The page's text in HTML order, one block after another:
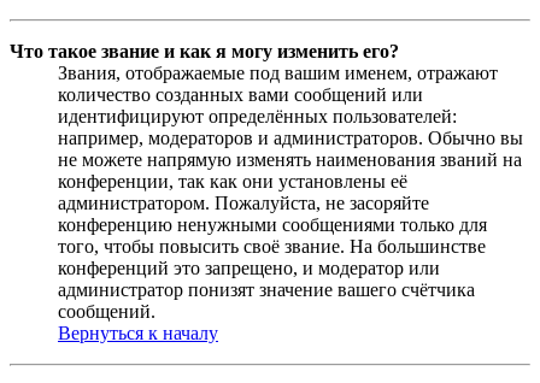
Что такое звание и как я могу изменить его?
Звания, отображаемые под вашим именем, отражают
количество созданных вами сообщений или
идентифицируют определённых пользователей:
например, модераторов и администраторов. Обычно вы
не можете напрямую изменять наименования званий на
конференции, так как они установлены её
администратором. Пожалуйста, не засоряйте
конференцию ненужными сообщениями только для
того, чтобы повысить своё звание. На большинстве
конференций это запрещено, и модератор или
администратор понизят значение вашего счётчика
сообщений.
Вернуться к началу